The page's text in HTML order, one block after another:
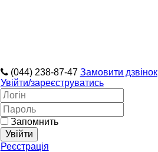
(044) 238-87-47 Замовити дзвінок
Увійти/зареєструватись
Запомнить
Реєстрація